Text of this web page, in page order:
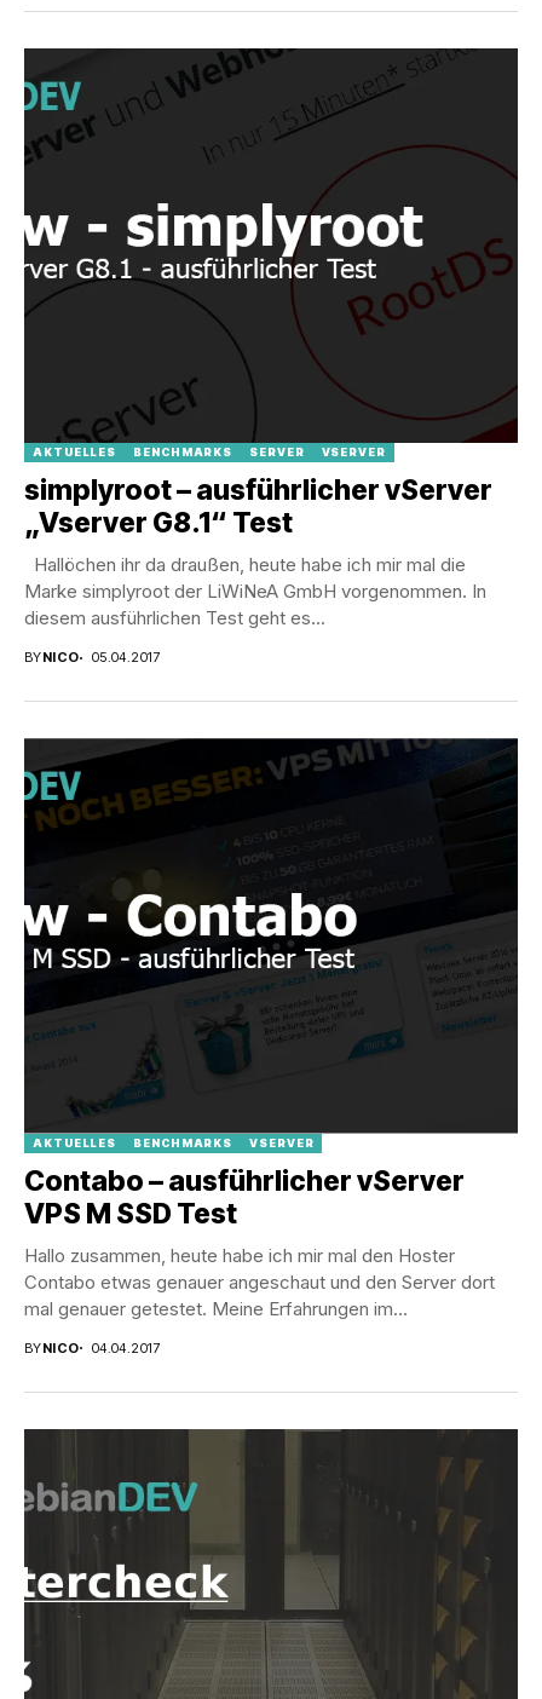
AKTUELLES BENCHMARKS SERVER VSERVER
simplyroot – ausführlicher vServer
„Vserver G8.1“ Test
Hallöchen ihr da draußen, heute habe ich mir mal die
Marke simplyroot der LiWiNeA GmbH vorgenommen. In
diesem ausführlichen Test geht es...
BYNICO 05.04.2017
AKTUELLES BENCHMARKS VSERVER
Contabo – ausführlicher vServer
VPS M SSD Test
Hallo zusammen, heute habe ich mir mal den Hoster
Contabo etwas genauer angeschaut und den Server dort
mal genauer getestet. Meine Erfahrungen im...
BYNICO 04.04.2017